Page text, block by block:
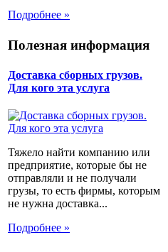
Подробнее »
Полезная информация
Доставка сборных грузов.
Для кого эта услуга
Тяжело найти компанию или
предприятие, которые бы не
отправляли и не получали
грузы, то есть фирмы, которым
не нужна доставка...
Подробнее »